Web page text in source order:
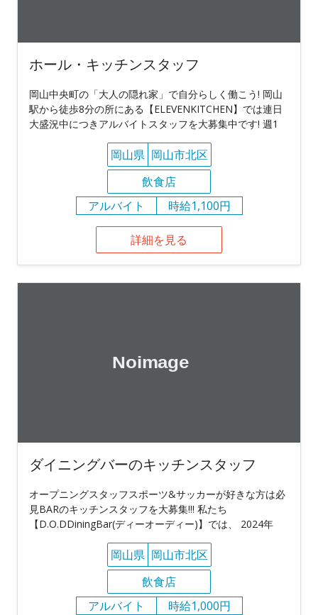
ホール・キッチンスタッフ
岡山中央町の「大人の隠れ家」で自分らしく働こう! 岡山
駅から徒歩8分の所にある【ELEVENKITCHEN】では連日
大盛況中につきアルバイトスタッフを大募集中です! 週1
岡山県 岡山市北区
飲食店
アルバイト
時給1,100円
詳細を見る
ダイニングバーのキッチンスタッフ
オープニングスタッフスポーツ&サッカーが好きな方は必
見BARのキッチンスタッフを大募集!!! 私たち
【D.O.DDiningBar(ディーオーディー)】では、 2024年
岡山県 岡山市北区
飲食店
アルバイト
時給1,000円